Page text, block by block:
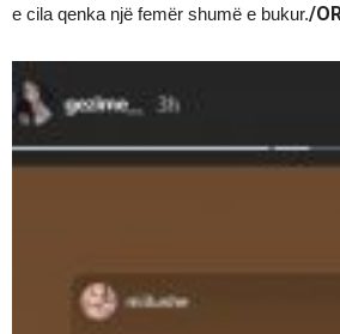
e cila qenka një femër shumë e bukur./